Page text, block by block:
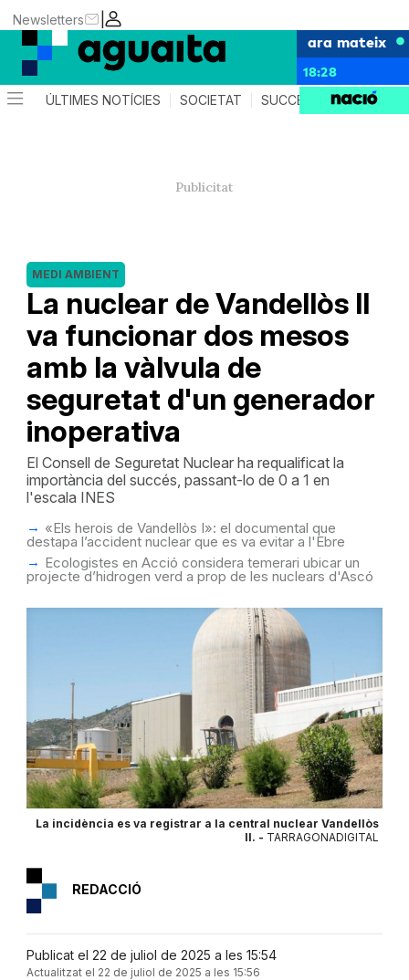
|
Newsletters
ara mateix
18:28
ÚLTIMES NOTÍCIES SOCIETAT SUCCESSOS AGENDA
La nuclear de Vandellòs II
va funcionar dos mesos
amb la vàlvula de
seguretat d'un generador
inoperativa
MEDI AMBIENT
El Consell de Seguretat Nuclear ha requalificat la
importància del succés, passant-lo de 0 a 1 en
l'escala INES
«Els herois de Vandellòs I»: el documental que
destapa l’accident nuclear que es va evitar a l'Ebre
Ecologistes en Acció considera temerari ubicar un
projecte d’hidrogen verd a prop de les nuclears d'Ascó
La incidència es va registrar a la central nuclear Vandellòs
II. - TARRAGONADIGITAL
REDACCIÓ
Publicat el 22 de juliol de 2025 a les 15:54
Actualitzat el 22 de juliol de 2025 a les 15:56